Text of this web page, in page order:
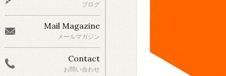
ブログ
Mail Magazine
メールマガジン
Contact
お問い合わせ